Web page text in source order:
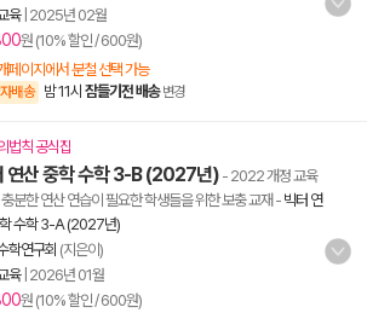
육| 2025년 02월
원 (10% 할인 / 600원)
페이지에서 분철 선택 가능
배송 밤 11시 잠들기전 배송 변경
법칙 공식집
연산 중학 수학 3-B (2027년) - 2022 개정 교육
충분한 연산 연습이 필요한 학생들을 위한 보충 교재 - 빅터 연
수학 3-A (2027년)
학연구회 (지은이)
육| 2026년 01월
원 (10% 할인 / 600원)